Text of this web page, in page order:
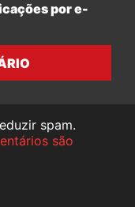
por e-
spam.
são